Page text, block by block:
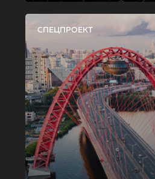
СПЕЦПРОЕКТ